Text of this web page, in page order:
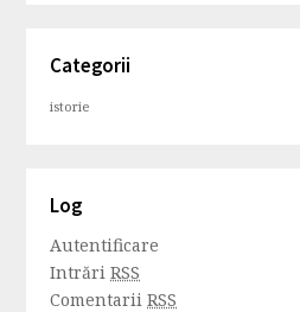
Categorii
istorie
Log
Autentificare
IntrăriRSS
ComentariiRSS